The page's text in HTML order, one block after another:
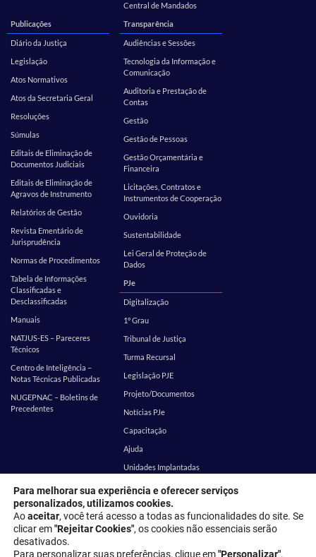
Central de Mandados
Publicações
Diário da Justiça
Legislação
Atos Normativos
Atos da Secretaria Geral
Resoluções
Súmulas
Editais de Eliminação de
Documentos Judiciais
Editais de Eliminação de
Agravos de Instrumento
Relatórios de Gestão
Revista Ementário de
Jurisprudência
Normas de Procedimentos
Tabela de Informações
Classificadas e
Desclassificadas
Manuais
NATJUS-ES – Pareceres
Técnicos
Centro de Inteligência –
Notas Técnicas Publicadas
NUGEPNAC – Boletins de
Precedentes
Transparência
Audiências e Sessões
Tecnologia da Informação e
Comunicação
Auditoria e Prestação de
Contas
Gestão
Gestão de Pessoas
Gestão Orçamentária e
Financeira
Licitações, Contratos e
Instrumentos de Cooperação
Ouvidoria
Sustentabilidade
Lei Geral de Proteção de
Dados
PJe
Digitalização
1º Grau
Tribunal de Justiça
Turma Recursal
Legislação PJE
Projeto/Documentos
Notícias PJe
Capacitação
Ajuda
Unidades Implantadas
Estatística
SEI
EMES Corregedoria
Endereço: Rua Desembargador Homero Mafra, 60 - Enseada do Suá,
Para melhorar sua experiência e oferecer serviços
personalizados, utilizamos cookies.
Aoaceitar, você terá acesso a todas as funcionalidades do site. Se
clicar em"Rejeitar Cookies", os cookies não essenciais serão
desativados.
Para personalizar suas preferências, clique em"Personalizar".